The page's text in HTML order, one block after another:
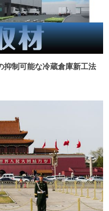
抑制可能な冷蔵倉庫新工法